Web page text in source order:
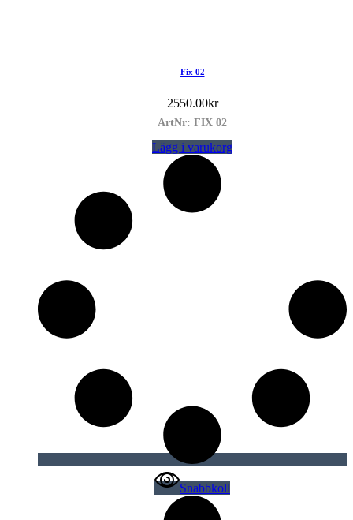
Fix 02
2550.00kr
ArtNr: FIX 02
Lägg i varukorg
Snabbkoll